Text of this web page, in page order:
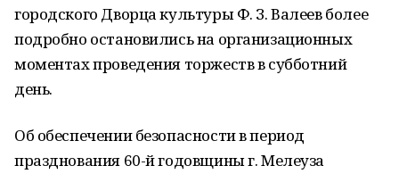
городского Дворца культуры Ф. З. Валеев более
подробно остановились на организационных
моментах проведения торжеств в субботний
день.
Об обеспечении безопасности в период
празднования 60-й годовщины г. Мелеуза